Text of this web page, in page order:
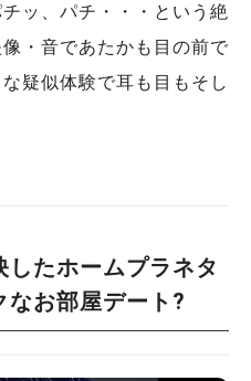
ッ、パチ・・・という絶
・音であたかも目の前で
疑似体験で耳も目もそし
したホームプラネタ
お部屋デート ?